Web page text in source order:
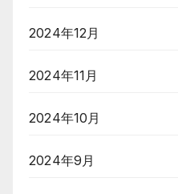
2024年12月
2024年11月
2024年10月
2024年9月